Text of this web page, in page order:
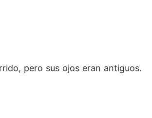
pero sus ojos eran antiguos.